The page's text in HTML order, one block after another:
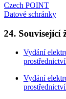
Czech POINT
Datové schránky
24. Související
Vydání
Vydání